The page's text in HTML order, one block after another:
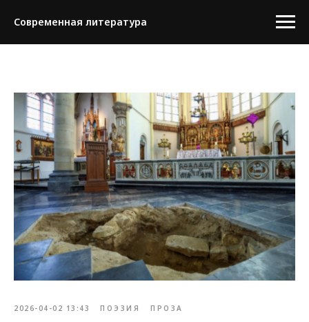
Современная литература
2026-04-02 13:43 ПОЭЗИЯ ПРОЗА